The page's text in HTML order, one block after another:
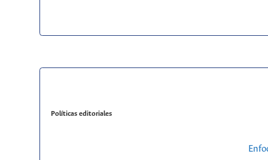
Políticas editoriales